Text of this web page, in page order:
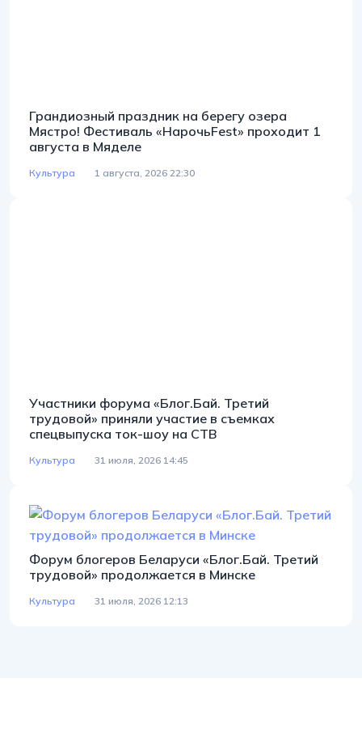
Грандиозный праздник на берегу озера
Мястро! Фестиваль «НарочьFest» проходит 1
августа в Мяделе
Культура 1 августа, 2026 22:30
Участники форума «Блог.Бай. Третий
трудовой» приняли участие в съемках
спецвыпуска ток-шоу на СТВ
Культура 31 июля, 2026 14:45
Форум блогеров Беларуси «Блог.Бай. Третий
трудовой» продолжается в Минске
Культура 31 июля, 2026 12:13